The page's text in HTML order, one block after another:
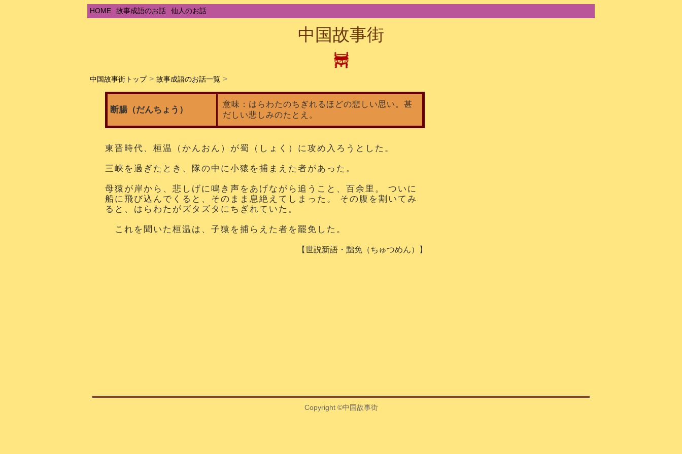
HOME 故事成語のお話 仙人のお話
中国故事街
中国故事街トップ 故事成語のお話一覧
断腸（だんちょう）
意味：はらわたのちぎれるほどの悲しい思い。甚
だしい悲しみのたとえ。
東晋時代、桓温（かんおん）が蜀（しょく）に攻め入ろうとした。
三峡を過ぎたとき、隊の中に小猿を捕まえた者があった。
母猿が岸から、悲しげに鳴き声をあげながら追うこと、百余里。 ついに
船に飛び込んでくると、そのまま息絶えてしまった。 その腹を割いてみ
ると、はらわたがズタズタにちぎれていた。
これを聞いた桓温は、子猿を捕らえた者を罷免した。
【世説新語・黜免（ちゅつめん）】
Copyright ©中国故事街